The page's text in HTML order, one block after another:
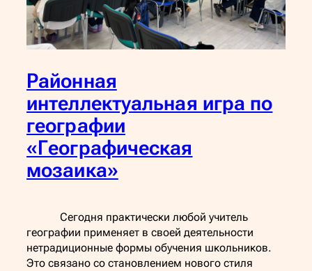
Районная
интеллектуальная игра по
географии
«Географическая
мозаика»
Сегодня практически любой учитель
географии применяет в своей деятельности
нетрадиционные формы обучения школьников.
Это связано со становлением нового стиля